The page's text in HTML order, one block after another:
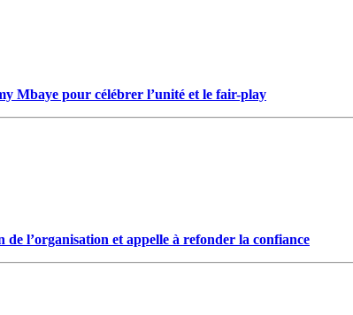
Mbaye pour célébrer l’unité et le fair-play
l’organisation et appelle à refonder la confiance